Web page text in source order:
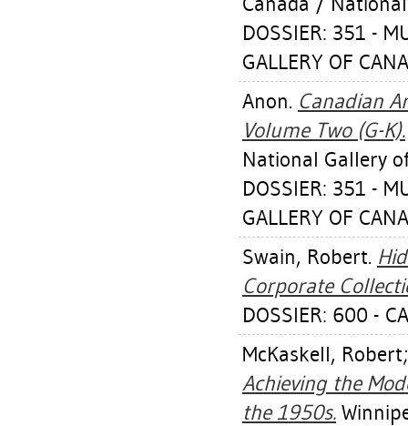
DOSSIER: 351 -
GALLERY OF
Anon. Canadian
Volume Two (G-K).
National Gallery
DOSSIER: 351 -
GALLERY OF
Swain, Robert.
Corporate
DOSSIER: 600 -
McKaskell, Robert
Achieving the
the 1950s.